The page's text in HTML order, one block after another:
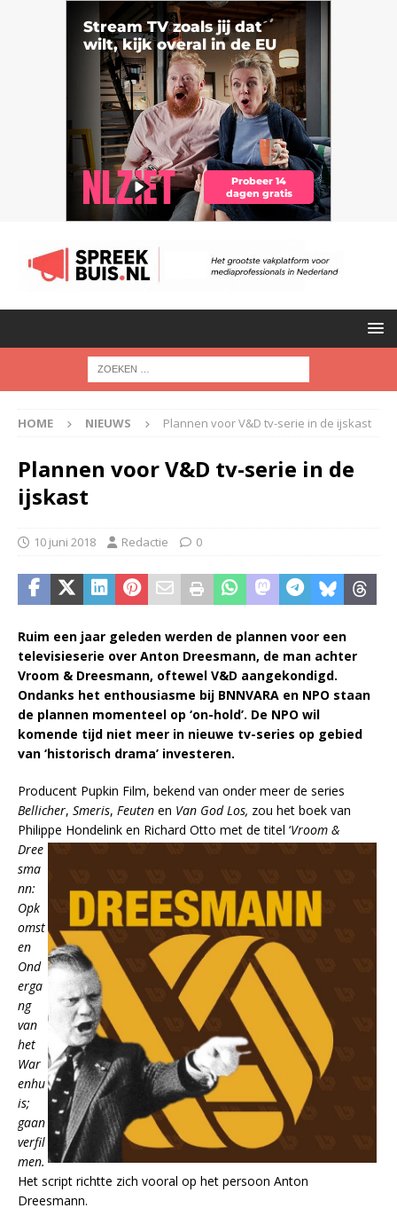
HOME NIEUWS Plannen voor V&D tv-serie in de ijskast
Plannen voor V&D tv-serie in de
ijskast
10 juni 2018 Redactie 0
Ruim een jaar geleden werden de plannen voor een
televisieserie over Anton Dreesmann, de man achter
Vroom & Dreesmann, oftewel V&D aangekondigd.
Ondanks het enthousiasme bij BNNVARA en NPO staan
de plannen momenteel op ‘on-hold’. De NPO wil
komende tijd niet meer in nieuwe tv-series op gebied
van ‘historisch drama’ investeren.
Producent Pupkin Film, bekend van onder meer de series
Bellicher, Smeris, Feuten en Van God Los, zou het boek van
Philippe Hondelink en Richard Otto met de titel ‘Vroom &
Dree
sma
nn:
Opk
omst
en
Ond
erga
ng
van
het
War
enhu
is;
gaan
verfil
men.
Het script richtte zich vooral op het persoon Anton
Dreesmann.